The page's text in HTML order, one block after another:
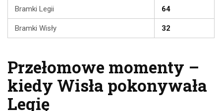
Bramki Legii 64
Bramki Wisły 32
Przełomowe momenty –
kiedy Wisła pokonywała
Legię